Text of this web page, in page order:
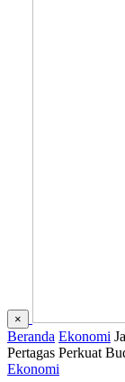
×
Beranda Ekonomi
Pertagas Perkuat
Ekonomi